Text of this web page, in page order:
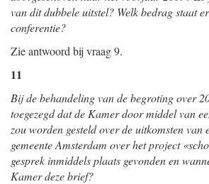
van dit dubbele uitstel? Welk bedrag staat
conferentie?
Zie antwoord bij vraag 9.
11
Bij de behandeling van de begroting over
toegezegd dat de Kamer door middel van
zou worden gesteld over de uitkomsten van
gemeente Amsterdam over het project
gesprek inmiddels plaats gevonden en
Kamer deze brief?